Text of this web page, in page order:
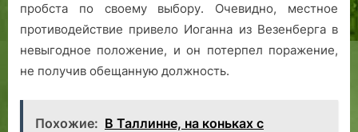
пробста по своему выбору. Очевидно, местное
противодействие привело Иоганна из Везенберга в
невыгодное положение, и он потерпел поражение,
не получив обещанную должность.
Похожие: В Таллинне, на коньках с